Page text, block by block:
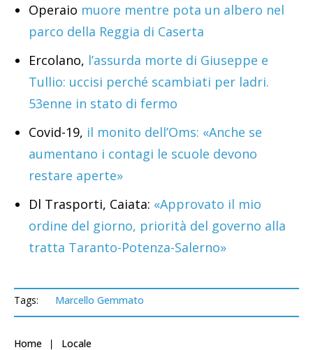
Operaio muore mentre pota un albero nel
parco della Reggia di Caserta
Ercolano, l’assurda morte di Giuseppe e
Tullio: uccisi perché scambiati per ladri.
53enne in stato di fermo
Covid-19, il monito dell’Oms: «Anche se
aumentano i contagi le scuole devono
restare aperte»
Dl Trasporti, Caiata: «Approvato il mio
ordine del giorno, priorità del governo alla
tratta Taranto-Potenza-Salerno»
Tags: Marcello Gemmato
Home Locale